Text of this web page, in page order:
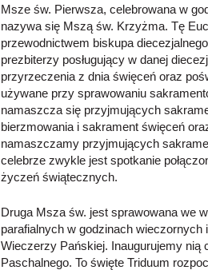
Msze św. Pierwsza, celebrowana w
nazywa się Mszą św. Krzyżma. Tę
przewodnictwem biskupa
prezbiterzy posługujący w danej
przyrzeczenia z dnia święceń oraz
używane przy sprawowaniu
namaszcza się przyjmujących
bierzmowania i sakrament święceń
namaszczamy przyjmujących
celebrze zwykle jest spotkanie
życzeń świątecznych.
Druga Msza św. jest sprawowana we
parafialnych w godzinach wieczornych
Wieczerzy Pańskiej. Inaugurujemy nią
Paschalnego. To święte Triduum